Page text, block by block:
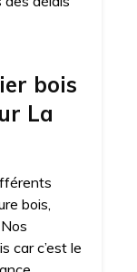
bois
La
bois,
car c’est le